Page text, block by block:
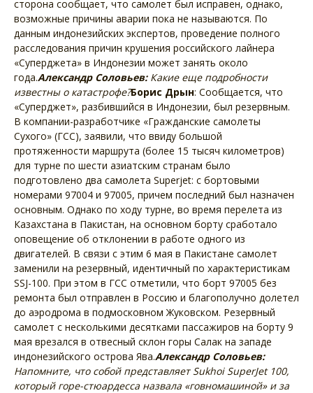
сторона сообщает, что самолет был исправен, однако,
возможные причины аварии пока не называются. По
данным индонезийских экспертов, проведение полного
расследования причин крушения российского лайнера
«Суперджета» в Индонезии может занять около
года.Александр Соловьев:Какие еще подробности
известны о катастрофе?Борис Дрын: Сообщается, что
«Суперджет», разбившийся в Индонезии, был резервным.
В компании-разработчике «Гражданские самолеты
Сухого» (ГСС), заявили, что ввиду большой
протяженности маршрута (более 15 тысяч километров)
для турне по шести азиатским странам было
подготовлено два самолета Superjet: с бортовыми
номерами 97004 и 97005, причем последний был назначен
основным. Однако по ходу турне, во время перелета из
Казахстана в Пакистан, на основном борту сработало
оповещение об отклонении в работе одного из
двигателей. В связи с этим 6 мая в Пакистане самолет
заменили на резервный, идентичный по характеристикам
SSJ-100. При этом в ГСС отметили, что борт 97005 без
ремонта был отправлен в Россию и благополучно долетел
до аэродрома в подмосковном Жуковском. Резервный
самолет с несколькими десятками пассажиров на борту 9
мая врезался в отвесный склон горы Салак на западе
индонезийского острова Ява.Александр Соловьев:
Напомните, что собой представляет Sukhoi SuperJet 100,
который горе-стюардесса назвала «говномашиной» и за